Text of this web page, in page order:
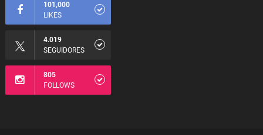
101,000
LIKES
4.019
SEGUIDORES
805
FOLLOWS